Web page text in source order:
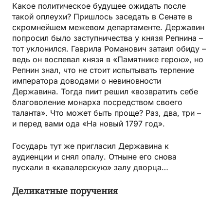
Какое политическое будущее ожидать после
такой оплеухи? Пришлось заседать в Сенате в
скромнейшем межевом департаменте. Державин
попросил было заступничества у князя Репнина –
тот уклонился. Гаврила Романович затаил обиду –
ведь он воспевал князя в «Памятнике герою», но
Репнин знал, что не стоит испытывать терпение
императора доводами о невиновности
Державина. Тогда пиит решил «возвратить себе
благоволение монарха посредством своего
таланта». Что может быть проще? Раз, два, три –
и перед вами ода «На новый 1797 год».
Государь тут же пригласил Державина к
аудиенции и снял опалу. Отныне его снова
пускали в «кавалерскую» залу дворца…
Деликатные поручения